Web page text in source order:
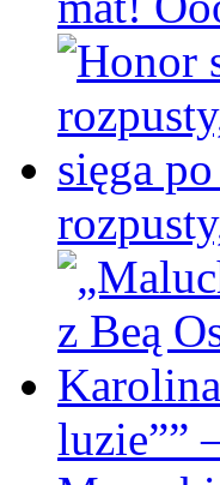
luzie””